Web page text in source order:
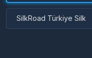
SilkRoad Türkiye Silk